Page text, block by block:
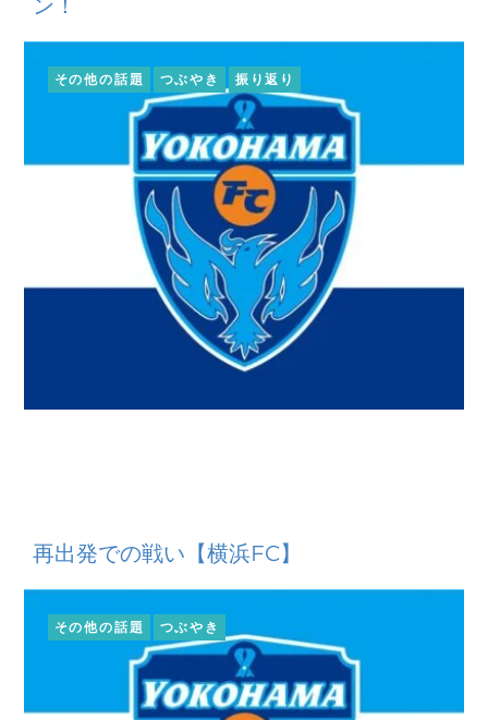
ン！
その他の話題 つぶやき 振り返り
再出発での戦い【横浜FC】
その他の話題 つぶやき